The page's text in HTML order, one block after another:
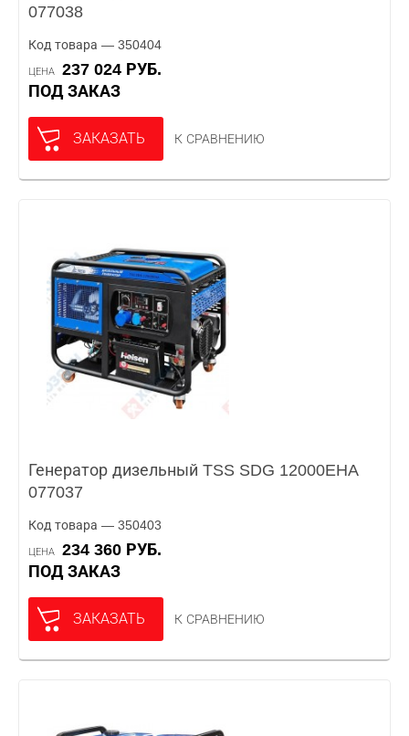
077038
Код товара — 350404
ЦЕНА
237 024 РУБ.
ПОД ЗАКАЗ
ЗАКАЗАТЬ К СРАВНЕНИЮ
Генератор дизельный TSS SDG 12000EHA
077037
Код товара — 350403
ЦЕНА
234 360 РУБ.
ПОД ЗАКАЗ
ЗАКАЗАТЬ К СРАВНЕНИЮ